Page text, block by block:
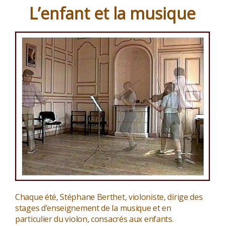
les
morts
et
ceux
qui
vont
sur
la
mer »
L’enfant et la musique
Chaque été, Stéphane Berthet, violoniste, dirige des
stages d’enseignement de la musique et en
particulier du violon, consacrés aux enfants.